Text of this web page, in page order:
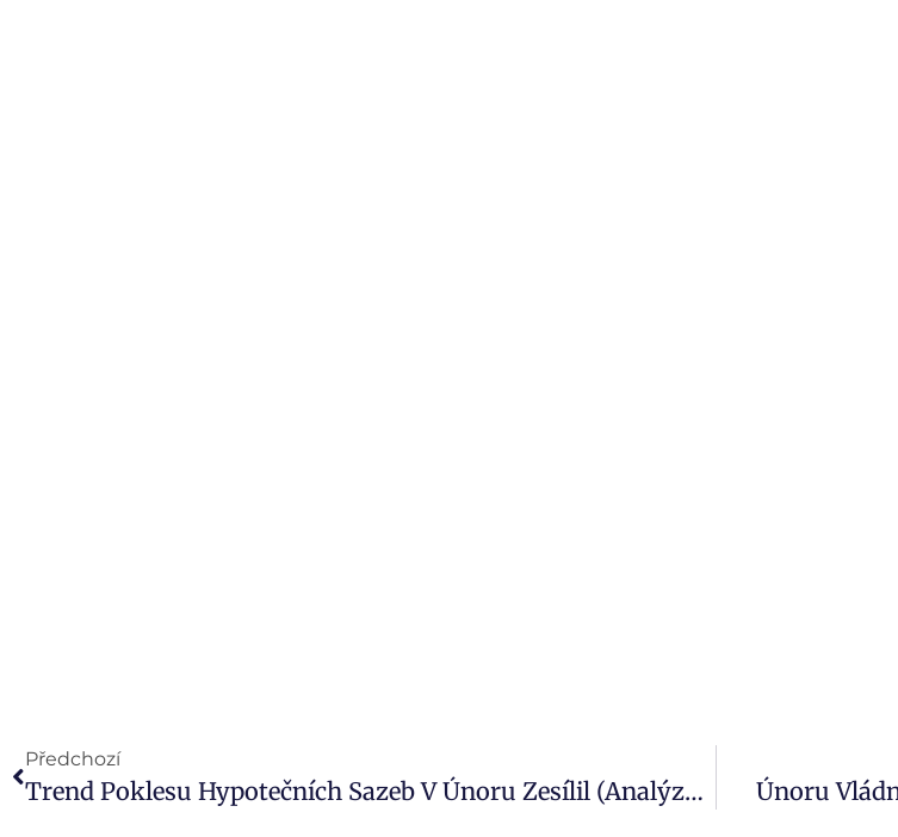
Předchozí
Trend Poklesu Hypotečních Sazeb V Únoru Zesílil (analýza Golem) Únoru